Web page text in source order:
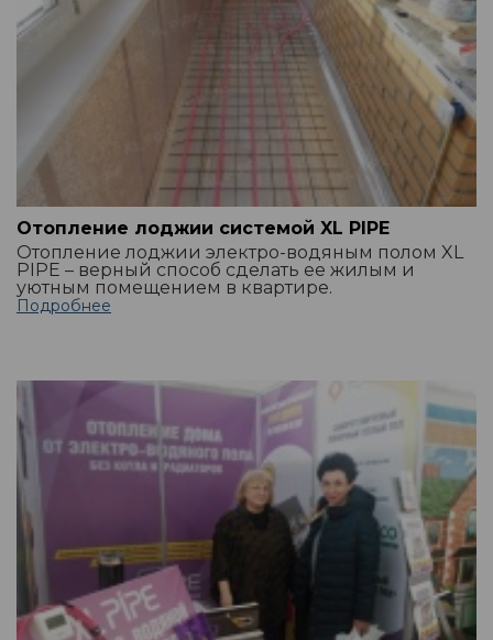
Отопление лоджии системой XL PIPE
Отопление лоджии электро-водяным полом XL
PIPE – верный способ сделать ее жилым и
уютным помещением в квартире.
Подробнее